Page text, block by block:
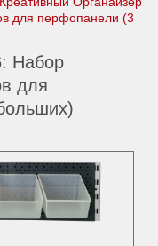
для перфопанели (3
Набор
для